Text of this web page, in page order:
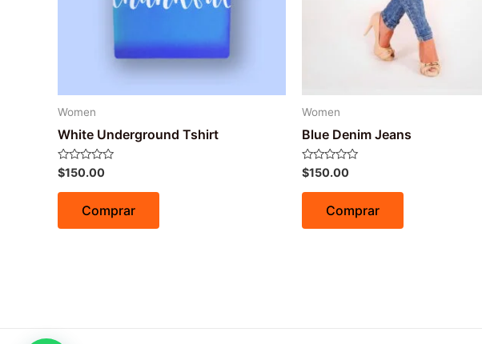
Women
White Underground Tshirt
Avaliação
0
de
$150.00
Comprar
Women
Blue Denim Jeans
Avaliação
0
de
$150.00
Comprar